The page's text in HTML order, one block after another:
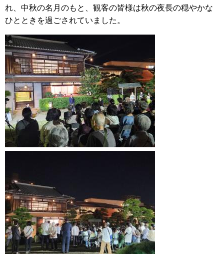
れ、中秋の名月のもと、観客の皆様は秋の夜長の穏やかな
ひとときを過ごされていました。